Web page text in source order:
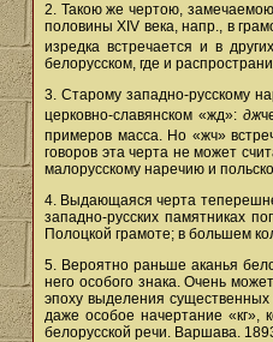
2. Такою же чертою, замечаемою
половины XIV века, напр., в
изредка встречается и в
белорусском, где и
3. Старому западно-русскому
церковно-славянском «жд»: дж
примеров масса. Но «жч»
говоров эта черта не может
малорусскому наречию и
4. Выдающаяся черта
западно-русских памятниках
Полоцкой грамоте; в большем
5. Вероятно раньше аканья
него особого знака. Очень
эпоху выделения
даже особое начертание «кг»,
белорусской речи. Варшава.